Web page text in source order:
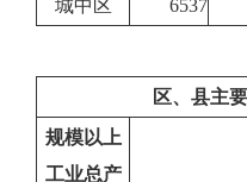
城中区 6537
区、县主
规模以上
工业总产